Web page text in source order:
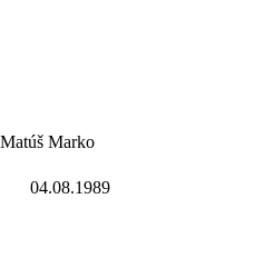
04.08.1989